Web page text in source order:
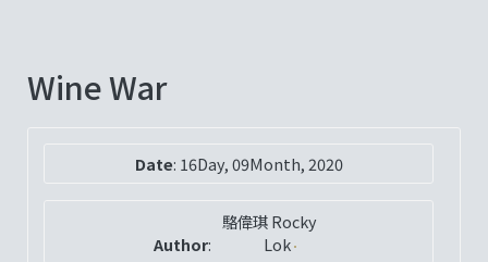
Wine War
Date: 16Day, 09Month, 2020
Author:
駱偉琪 Rocky
Lok